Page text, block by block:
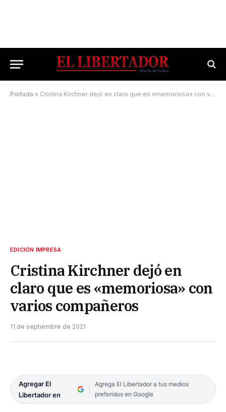
Portada » Cristina Kirchner dejó en claro que es «memoriosa» con varios compañeros
EDICIÓN IMPRESA
Cristina Kirchner dejó en
claro que es «memoriosa» con
varios compañeros
11 de septiembre de 2021
Agregar El
Libertador en
Agrega El Libertador a tus medios
preferidos en Google